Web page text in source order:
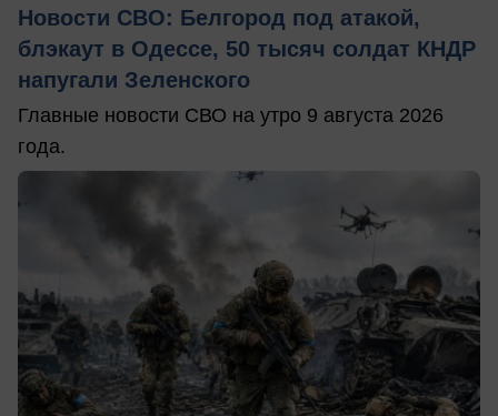
Новости СВО: Белгород под атакой,
блэкаут в Одессе, 50 тысяч солдат КНДР
напугали Зеленского
Главные новости СВО на утро 9 августа 2026
года.